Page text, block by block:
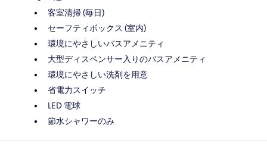
客室清掃 (毎日)
セーフティボックス (室内)
環境にやさしいバスアメニティ
大型ディスペンサー入りのバスアメニティ
環境にやさしい洗剤を用意
省電力スイッチ
LED 電球
節水シャワーのみ